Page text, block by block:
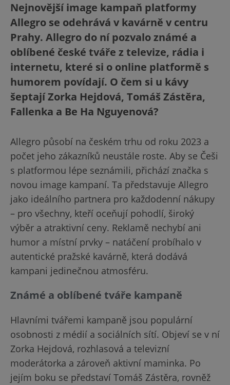
Nejnovější image kampaň platformy
Allegro se odehrává v kavárně v centru
Prahy. Allegro do ní pozvalo známé a
oblíbené české tváře z televize, rádia i
internetu, které si o online platformě s
humorem povídají. O čem si u kávy
šeptají Zorka Hejdová, Tomáš Zástěra,
Fallenka a Be Ha Nguyenová?
Allegro působí na českém trhu od roku 2023 a
počet jeho zákazníků neustále roste. Aby se Češi
s platformou lépe seznámili, přichází značka s
novou image kampaní. Ta představuje Allegro
jako ideálního partnera pro každodenní nákupy
– pro všechny, kteří oceňují pohodlí, široký
výběr a atraktivní ceny. Reklamě nechybí ani
humor a místní prvky – natáčení probíhalo v
autentické pražské kavárně, která dodává
kampani jedinečnou atmosféru.
Známé a oblíbené tváře kampaně
Hlavními tvářemi kampaně jsou populární
osobnosti z médií a sociálních sítí. Objeví se v ní
Zorka Hejdová, rozhlasová a televizní
moderátorka a zároveň aktivní maminka. Po
jejím boku se představí Tomáš Zástěra, rovněž